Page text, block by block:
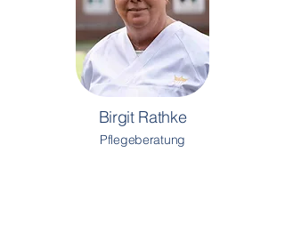
Birgit Rathke
Pflegeberatung